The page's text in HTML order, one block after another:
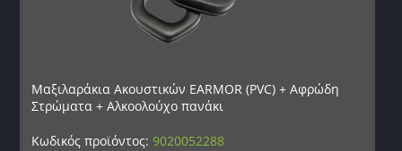
Μαξιλαράκια Ακουστικών EARMOR (PVC) + Αφρώδη
Στρώματα + Αλκοολούχο πανάκι
Κωδικός προϊόντος:9020052288